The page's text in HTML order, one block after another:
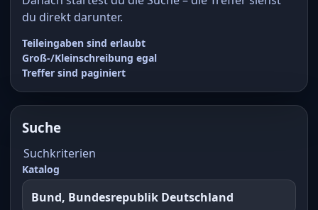
du direkt darunter.
Teileingaben sind erlaubt
Groß-/Kleinschreibung egal
Treffer sind paginiert
Suche
Suchkriterien
Katalog